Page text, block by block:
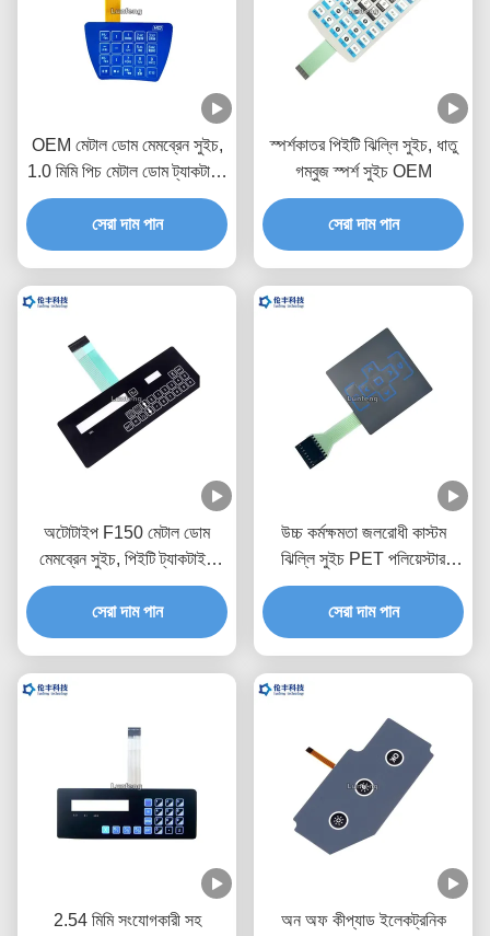
OEM মেটাল ডোম মেমব্রেন সুইচ,
1.0 মিমি পিচ মেটাল ডোম ট্যাকটাইল
সুইচ
সেরা দাম পান
স্পর্শকাতর পিইটি ঝিল্লি সুইচ, ধাতু
গম্বুজ স্পর্শ সুইচ OEM
সেরা দাম পান
অটোটাইপ F150 মেটাল ডোম
মেমব্রেন সুইচ, পিইটি ট্যাকটাইল
সুইচ কীপ্যাড
সেরা দাম পান
উচ্চ কর্মক্ষমতা জলরোধী কাস্টম
ঝিল্লি সুইচ PET পলিয়েস্টার
উপাদান
সেরা দাম পান
2.54 মিমি সংযোগকারী সহ
অন ​​অফ কীপ্যাড ইলেকট্রনিক